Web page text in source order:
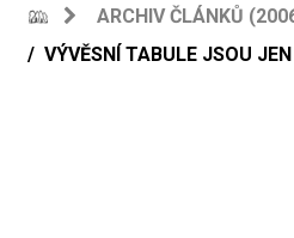
ARCHIV ČLÁNKŮ
VÝVĚSNÍ TABULE JSOU